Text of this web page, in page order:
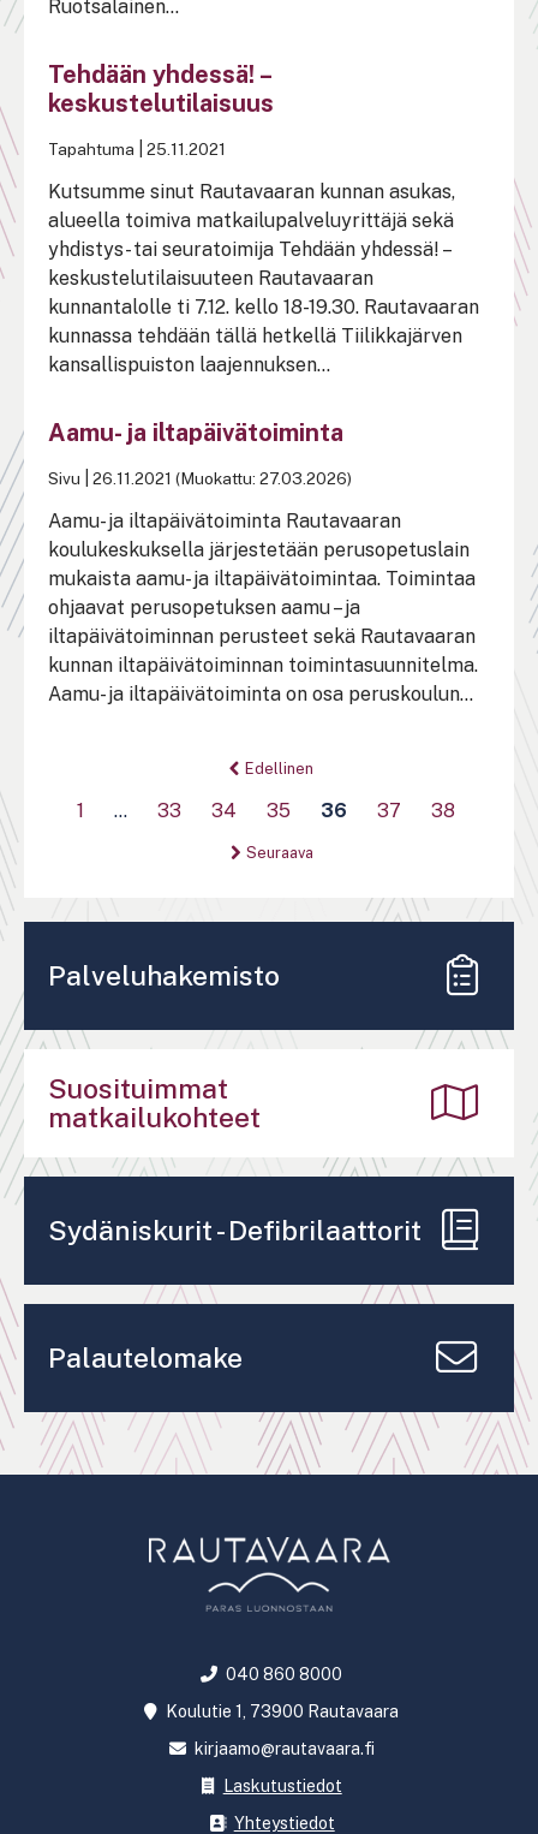
Ruotsalainen...
Tehdään yhdessä! –
keskustelutilaisuus
Tapahtuma 25.11.2021
Kutsumme sinut Rautavaaran kunnan asukas,
alueella toimiva matkailupalveluyrittäjä sekä
yhdistys- tai seuratoimija Tehdään yhdessä! –
keskustelutilaisuuteen Rautavaaran
kunnantalolle ti 7.12. kello 18-19.30. Rautavaaran
kunnassa tehdään tällä hetkellä Tiilikkajärven
kansallispuiston laajennuksen...
Aamu- ja iltapäivätoiminta
Sivu 26.11.2021 (Muokattu: 27.03.2026)
Aamu- ja iltapäivätoiminta Rautavaaran
koulukeskuksella järjestetään perusopetuslain
mukaista aamu- ja iltapäivätoimintaa. Toimintaa
ohjaavat perusopetuksen aamu – ja
iltapäivätoiminnan perusteet sekä Rautavaaran
kunnan iltapäivätoiminnan toimintasuunnitelma.
Aamu- ja iltapäivätoiminta on osa peruskoulun...
Sivutus
Edellinen
1 … 33 34 35 36 37 38
Seuraava
Palveluhakemisto
Suosituimmat
matkailukohteet
Sydäniskurit - Defibrilaattorit
Palautelomake
040 860 8000
Koulutie 1, 73900 Rautavaara
kirjaamo@rautavaara.fi
Laskutustiedot
Yhteystiedot